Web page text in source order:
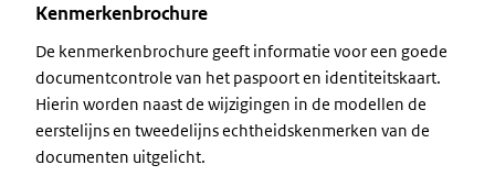
Kenmerkenbrochure
De kenmerkenbrochure geeft informatie voor een goede
documentcontrole van het paspoort en identiteitskaart.
Hierin worden naast de wijzigingen in de modellen de
eerstelijns en tweedelijns echtheidskenmerken van de
documenten uitgelicht.